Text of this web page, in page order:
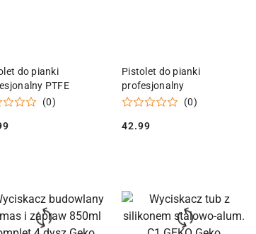
do pianki
PTFE
(0)
DODAJ DO KOSZYKA
Pistolet do pianki
profesjonalny
(0)
Cena:
42.99
DODAJ DO KOSZYKA